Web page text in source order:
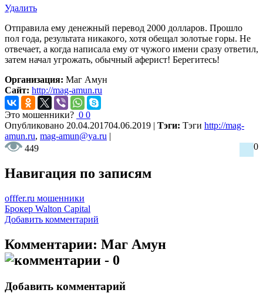
Удалить
Отправила ему денежный перевод 2000 долларов. Прошло
пол года, результата никакого, хотя обещал золотые горы. Не
отвечает, а когда написала ему от чужого имени сразу ответил,
затем начал угрожать, обычный аферист! Берегитесь!
Организация: Маг Амун
Сайт: http://mag-amun.ru
Это мошенники? 0 0
Опубликовано 20.04.201704.06.2019 | Тэги: Тэги http://mag-
amun.ru, mag-amun@ya.ru |
449
0
Навигация по записям
offfer.ru мошенники
Брокер Walton Capital
Добавить комментарий
Комментарии: Маг Амун
- 0
Добавить комментарий